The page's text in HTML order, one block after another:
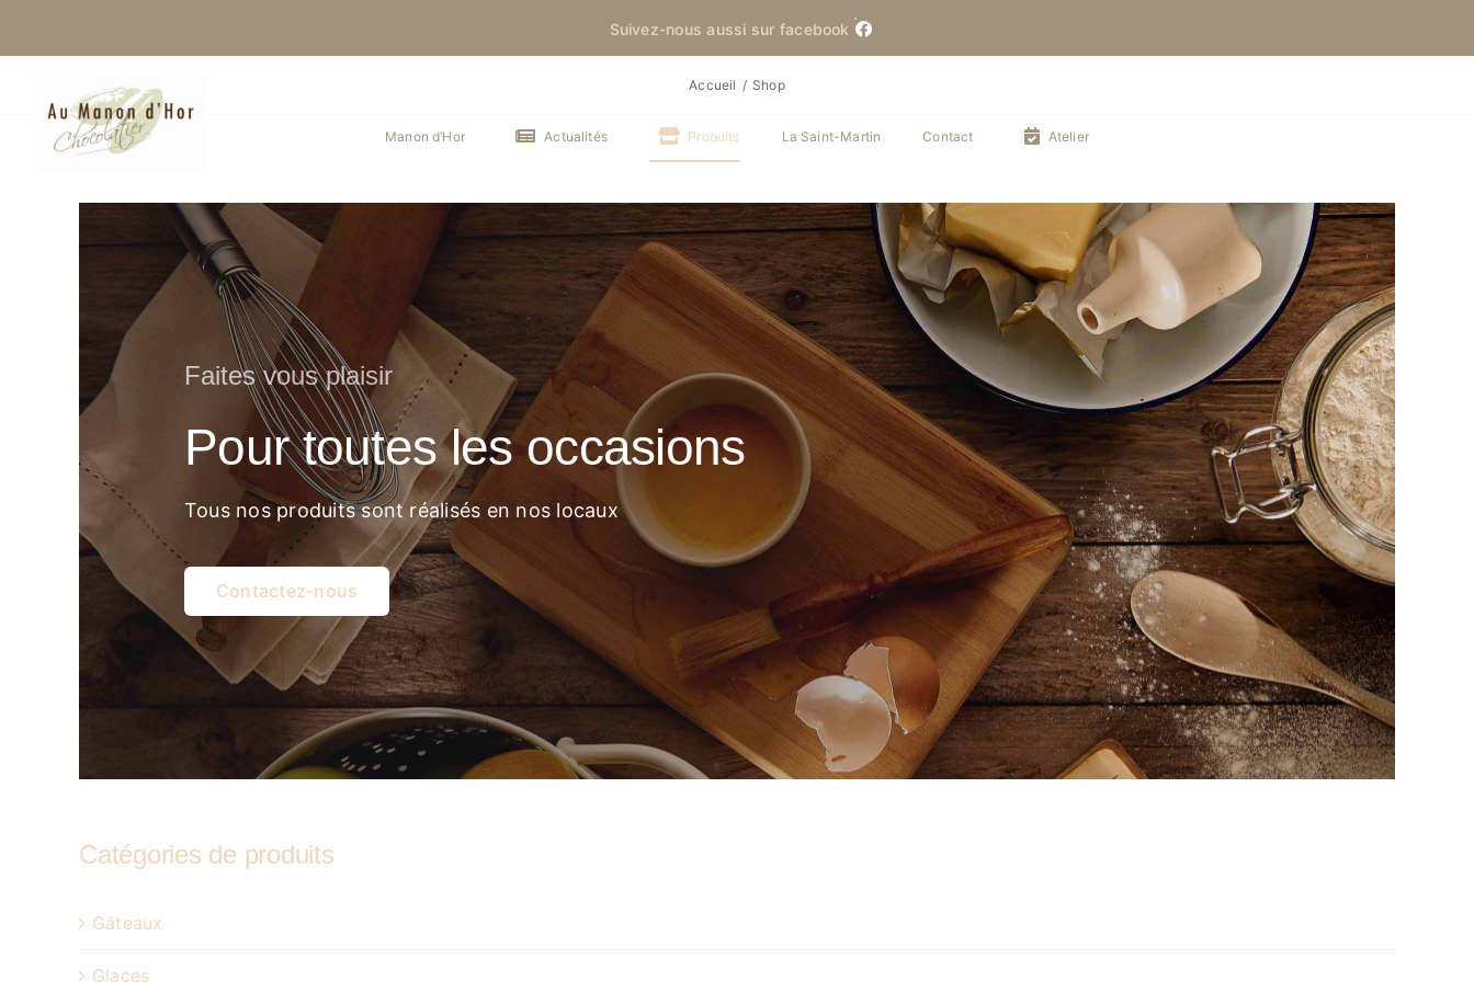
Suivez-nous aussi sur facebook
Manon d’Hor Actualités Produits La Saint-Martin Contact Atelier
Accueil Shop
Faites vous plaisir
Pour toutes les occasions
Tous nos produits sont réalisés en nos locaux
Contactez-nous
Catégories de produits
Gâteaux
Glaces